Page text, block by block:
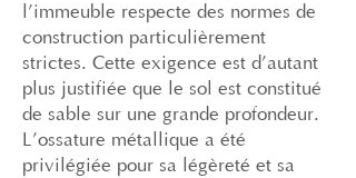
l’immeuble respecte des normes de
construction particulièrement
strictes. Cette exigence est d’autant
plus justifiée que le sol est constitué
de sable sur une grande profondeur.
L’ossature métallique a été
privilégiée pour sa légèreté et sa